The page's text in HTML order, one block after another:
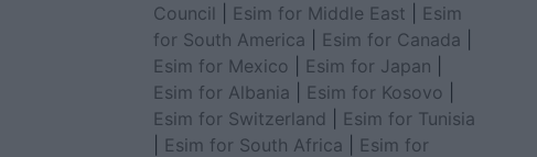
Council
Esim for Middle East
Esim
for South America
Esim for Canada
Esim for Mexico
Esim for Japan
Esim for Albania
Esim for Kosovo
Esim for Switzerland
Esim for Tunisia
Esim for South Africa
Esim for